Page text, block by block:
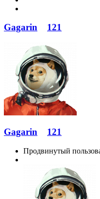
Gagarin 121
Gagarin 121
Продвинутый